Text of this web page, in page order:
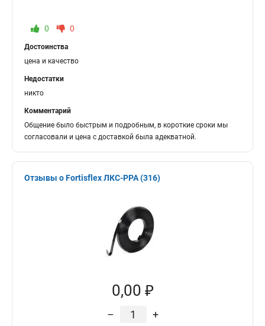
0 0
Достоинства
цена и качество
Недостатки
никто
Комментарий
Общение было быстрым и подробным, в короткие сроки мы
согласовали и цена с доставкой была адекватной.
Отзывы о Fortisflex ЛКС-РРА (316)
0,00 ₽
– +